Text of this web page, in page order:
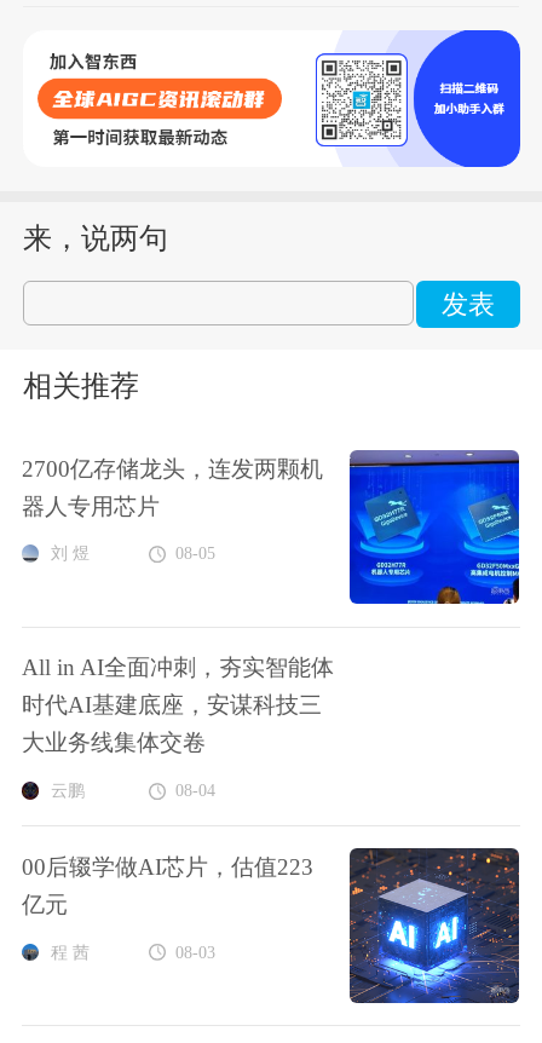
来，说两句
发表
相关推荐
2700亿存储龙头，连发两颗机
器人专用芯片
刘 煜 08-05
All in AI全面冲刺，夯实智能体
时代AI基建底座，安谋科技三
大业务线集体交卷
云鹏 08-04
00后辍学做AI芯片，估值223
亿元
程 茜 08-03